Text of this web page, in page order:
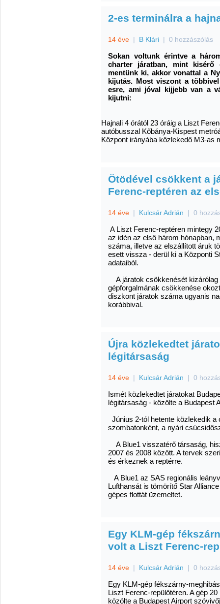
2-es terminálra a
14 éve | B Klári | 0 hozzászólás
Sokan voltunk érintve a
charter járatban, mint kisérő
mentünk ki, akkor vonattal a
kijutás. Most viszont a
esre, ami jóval kijjebb van a
kijutni:
Hajnali 4 órától 23 óráig a Liszt
autóbusszal Kőbánya-Kispest
Központ irányába közlekedő M3-as
Ötödével csökkent a
Ferenc-reptéren az
14 éve | Kulcsár Adrián | 0
A Liszt Ferenc-reptéren mintegy
az idén az első három hónapban,
száma, illetve az elszállított áruk
esett vissza - derül ki a Központi
adataiból.
A járatok csökkenését kizárólag
gépforgalmának csökkenése
diszkont járatok száma ugyanis
korábbival.
Újra közlekedtet
légitársaság
14 éve | Kulcsár Adrián | 0
Ismét közlekedtet járatokat
légitársaság - közölte a Budapest
Június 2-tól hetente közlekedik
szombatonként, a nyári
A Blue1 visszatérő társaság,
2007 és 2008 között. A tervek
és érkeznek a reptérre.
A Blue1 az SAS regionális
Lufthansát is tömörítő Star
gépes flottát üzemeltet.
Egy KLM-gép
volt a Liszt Ferenc-
14 éve | Kulcsár Adrián | 0
Egy KLM-gép fékszárny-
Liszt Ferenc-repülőtéren. A gép
közölte a Budapest Airport